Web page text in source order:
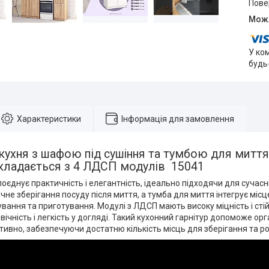
У
Характеристики Інформація для замовлення
з шафою під сушіння та тумбою для
з 4 ЛДСП модулів 15041
практичність і елегантність, ідеально підходячи для
зберігання посуду після миття, а тумба для миття інтегрує
та приготування. Модулі з ЛДСП мають високу міцність і
і легкість у догляді. Такий кухонний гарнітур допоможе
забезпечуючи достатню кількість місць для зберігання та